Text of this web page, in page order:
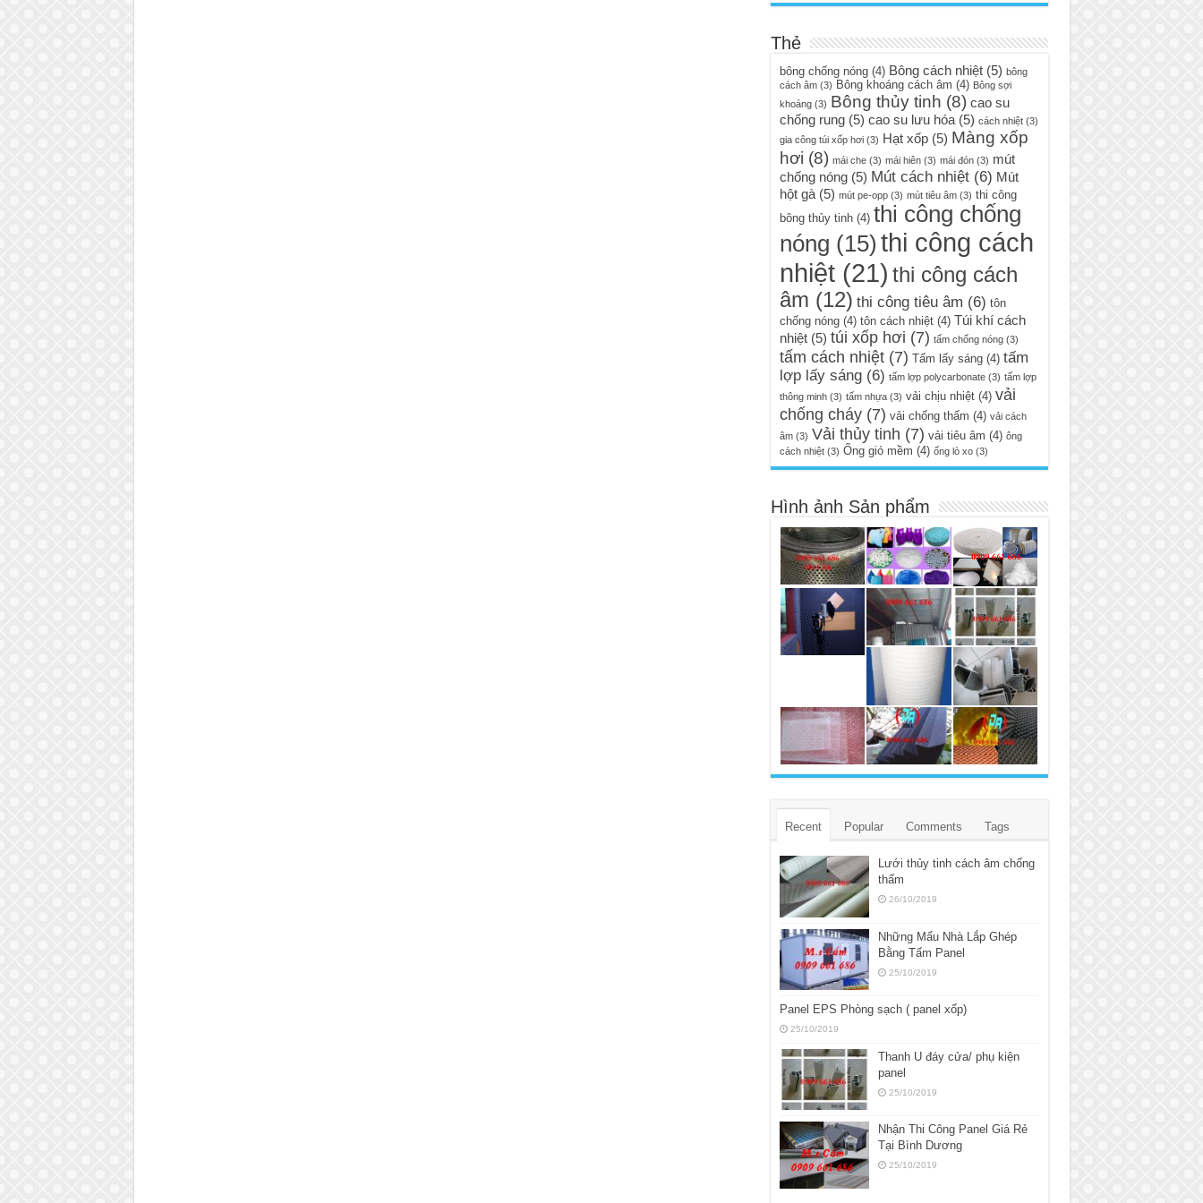
Thẻ
bông chống nóng(4) Bông cách nhiệt(5) bông
cách âm(3) Bông khoáng cách âm (4) Bông sợi
khoáng(3) Bông thủy tinh (8) cao su
chống rung(5) cao su lưu hóa(5) cách nhiệt(3)
gia công túi xốp hơi(3) Hạt xốp(5) Màng xốp
hơi (8) mái che(3) mái hiên(3) mái đón(3) mút
chống nóng(5) Mút cách nhiệt(6) Mút
hột gà(5) mút pe-opp(3) mút tiêu âm(3) thi công
bông thủy tinh(4) thi công chống
nóng (15) thi công cách
nhiệt(21) thi công cách
âm (12) thi công tiêu âm (6) tôn
chống nóng(4) tôn cách nhiệt(4) Túi khí cách
nhiệt(5) túi xốp hơi (7) tấm chống nóng(3)
tấm cách nhiệt(7) Tấm lấy sáng(4) tấm
lợp lấy sáng(6) tấm lợp polycarbonate(3) tấm lợp
thông minh(3) tấm nhựa(3) vải chịu nhiệt(4) vải
chống cháy(7) vải chống thấm (4) vải cách
âm(3) Vải thủy tinh (7) vải tiêu âm (4) ông
cách nhiệt(3) Ống gió mềm (4) ống lò xo(3)
Hình ảnh Sản phẩm
Recent Popular Comments Tags
Lưới thủy tinh cách âm chống
thấm
26/10/2019
Những Mẩu Nhà Lắp Ghép
Bằng Tấm Panel
25/10/2019
Panel EPS Phòng sạch ( panel xốp)
25/10/2019
Thanh U đáy cửa/ phụ kiện
panel
25/10/2019
Nhận Thi Công Panel Giá Rẻ
Tại Bình Dương
25/10/2019